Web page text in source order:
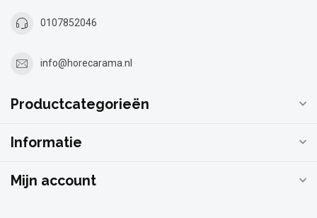
0107852046
info@horecarama.nl
Productcategorieën
Informatie
Mijn account